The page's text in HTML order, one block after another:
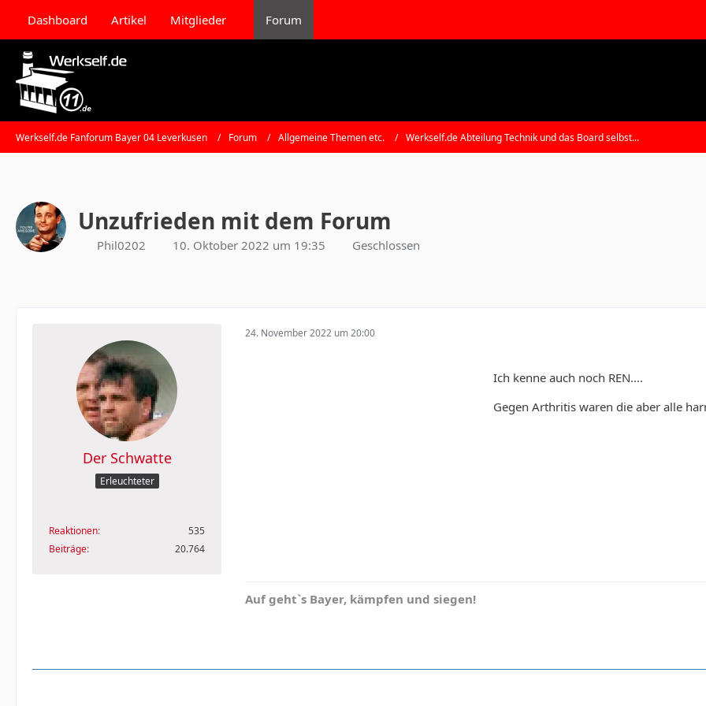
Dashboard Artikel Mitglieder Forum
Werkself.de Fanforum Bayer 04 Leverkusen Forum Allgemeine Themen etc. Werkself.de Abteilung Technik und das Board selbst...
Unzufrieden mit dem Forum
Phil0202 10. Oktober 2022 um 19:35 Geschlossen
Der Schwatte
Erleuchteter
Reaktionen
535
Beiträge
20.764
24. November 2022 um 20:00
Ich kenne auch noch REN....
Gegen Arthritis waren die aber alle
Auf geht`s Bayer, kämpfen und siegen!